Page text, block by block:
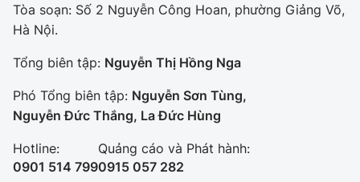
Tòa soạn: Số 2 Nguyễn Công Hoan, phường Giảng Võ,
Hà Nội.
Tổng biên tập: Nguyễn Thị Hồng Nga
Phó Tổng biên tập: Nguyễn Sơn Tùng,
Nguyễn Đức Thắng, La Đức Hùng
Hotline:
0901 514 799
Quảng cáo và Phát hành:
0915 057 282